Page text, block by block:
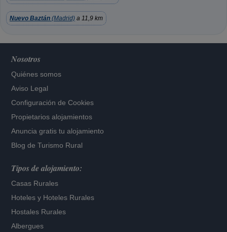
Nuevo Baztán (Madrid) a 11,9 km
Nosotros
Quiénes somos
Aviso Legal
Configuración de Cookies
Propietarios alojamientos
Anuncia gratis tu alojamiento
Blog de Turismo Rural
Tipos de alojamiento:
Casas Rurales
Hoteles y Hoteles Rurales
Hostales Rurales
Albergues